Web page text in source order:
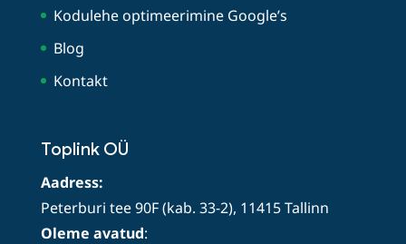
Kodulehe optimeerimine Google’s
Blog
Kontakt
Toplink OÜ
Aadress:
Peterburi tee 90F (kab. 33-2), 11415 Tallinn
Oleme avatud: